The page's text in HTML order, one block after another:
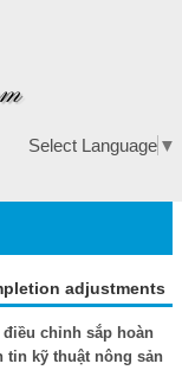
Select Language ▼
adjustments
điều chỉnh sắp hoàn
tin kỹ thuật nông sản